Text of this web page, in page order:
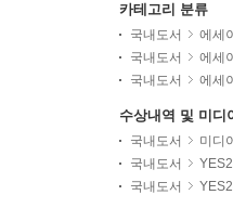
카테고리 분류
국내도서 에세이
국내도서
에세이
국내도서
에세이
수상내역 및 미디
국내도서 미디
국내도서
국내도서